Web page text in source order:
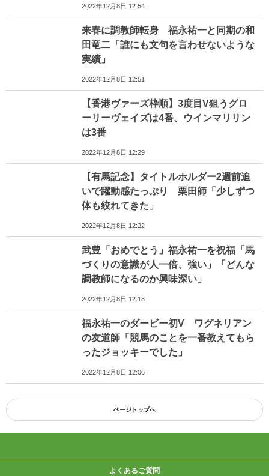
2022年12月8日 12:54
来春に調教師転身 福永祐一と同期の和
田竜二「誰にも文句を言わせないような
実績」
2022年12月8日 12:51
【香港ヴァーズ枠順】3度目V狙うグロ
ーリーヴェイズは4番、ウインマリリン
は3番
2022年12月8日 12:29
【有馬記念】タイトルホルダー2週前追
いで躍動感たっぷり 栗田師「少しずつ
体も絞れてきた」
2022年12月8日 12:22
武豊「おめでとう」福永祐一を祝福「馬
づくりの意識が人一倍、強い」「どんな
調教師になるのか興味深い」
2022年12月8日 12:18
福永祐一のダービー初V ワグネリアン
の友道師「競馬のことを一番教えてもら
ったジョッキーでした」
2022年12月8日 12:06
ページトップへ
よくあるご質問